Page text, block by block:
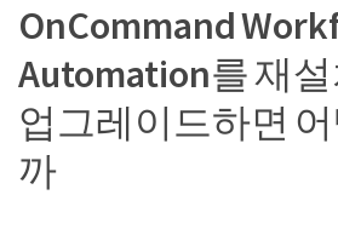
OnCommand
Automation를 재
업그레이드하면
까